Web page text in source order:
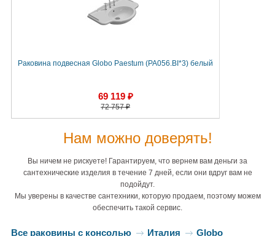
Раковина подвесная Globo Paestum (PA056.BI*3) белый
69 119 ₽
72 757 ₽
Нам можно доверять!
Вы ничем не рискуете! Гарантируем, что вернем вам деньги за
сантехнические изделия в течение 7 дней, если они вдруг вам не
подойдут.
Мы уверены в качестве сантехники, которую продаем, поэтому можем
обеспечить такой сервис.
Все раковины с консолью Италия
Globo